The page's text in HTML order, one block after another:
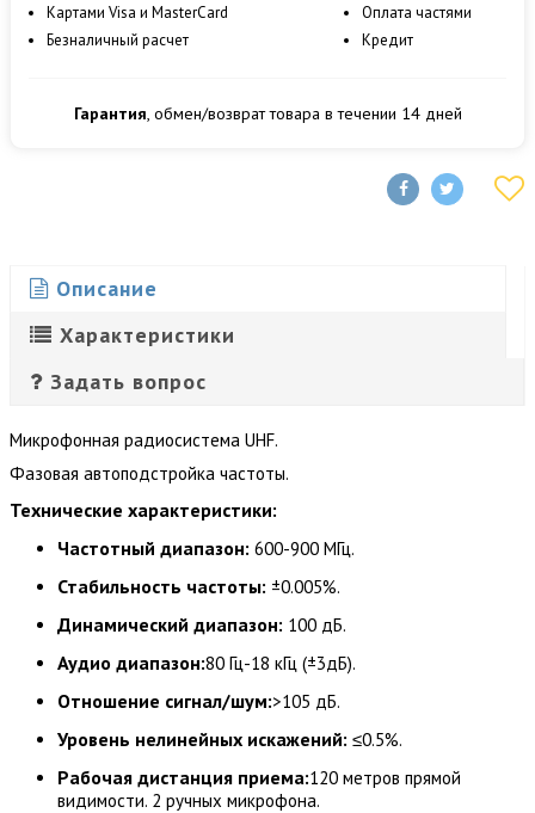
Картами Visa и MasterCard
Безналичный расчет
Оплата частями
Кредит
Гарантия, обмен/возврат товара в течении 14 дней
Описание
Характеристики
Задать вопрос
Микрофонная радиосистема UHF.
Фазовая автоподстройка частоты.
Технические характеристики:
Частотный диапазон: 600-900 МГц.
Стабильность частоты: ±0.005%.
Динамический диапазон: 100 дБ.
Аудио диапазон:80 Гц-18 кГц (±3дБ).
Отношение сигнал/шум:>105 дБ.
Уровень нелинейных искажений: ≤0.5%.
Рабочая дистанция приема:120 метров прямой
видимости. 2 ручных микрофона.